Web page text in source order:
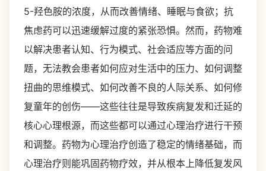
5-羟色胺的浓度，从而改善情绪、睡眠与食欲；抗
焦虑药可以迅速缓解过度的紧张恐惧。然而，药物难
以解决患者认知、行为模式、社会适应等方面的问
题，无法教会患者如何应对生活中的压力、如何调整
扭曲的思维模式、如何改善不良的人际关系、如何修
复童年的创伤——这些往往是导致疾病复发和迁延的
核心心理根源，而这些都可以通过心理治疗进行干预
和调整。药物为心理治疗创造了稳定的情绪基础，而
心理治疗则能巩固药物疗效，并从根本上降低复发风